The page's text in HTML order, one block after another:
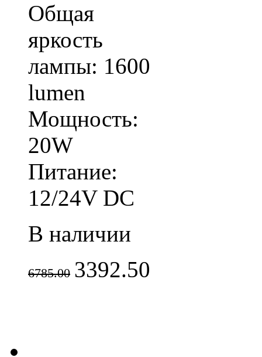
Общая
яркость
лампы: 1600
lumen
Мощность:
20W
Питание:
12/24V DC
В наличии
6785.00 3392.50